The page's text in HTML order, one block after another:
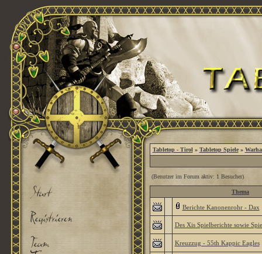
Tabletop - Tirol » Tabletop Spiele»
(Benutzer im Forum aktiv: 1 Besucher)
Thema
Berichte Kanonenrohr - Dax
Des Xis Spielberichte sowie
Kreuzzug - 55th Kappic Eagles